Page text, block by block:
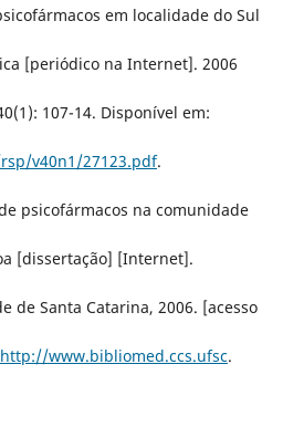
em localidade do Sul
[periódico na Internet]. 2006
107-14. Disponível em:
v40n1/27123.pdf.
psicofármacos na comunidade
[dissertação] [Internet].
de Santa Catarina, 2006. [acesso
http://www.bibliomed.ccs.ufsc.